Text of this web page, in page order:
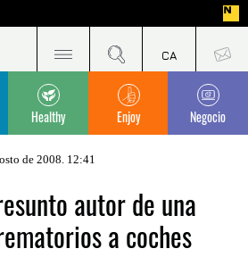
Healthy Enjoy Negocio
de 2008. 12:41
autor de una
a coches